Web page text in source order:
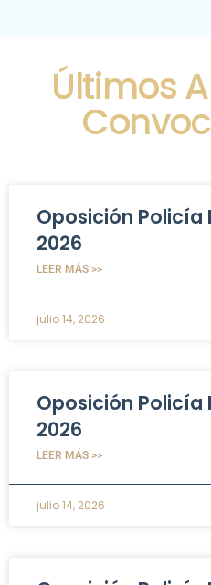
Últimos
Oposición Policía
2026
LEER MÁS >>
julio 14, 2026
Oposición Policía
2026
LEER MÁS >>
julio 14, 2026